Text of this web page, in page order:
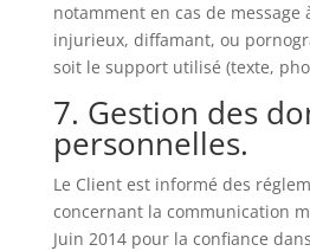
notamment en cas de message
injurieux, diffamant, ou
soit le support utilisé (texte,
7. Gestion des
personnelles.
Le Client est informé des
concernant la communication
Juin 2014 pour la confiance